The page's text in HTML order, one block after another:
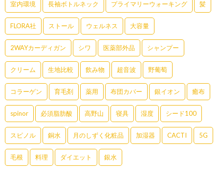
室内環境 長袖ボトルネック プライマリーウォーキング 髪
FLORA社 ストール ウェルネス 大容量
2WAYカーディガン シワ 医薬部外品 シャンプー
クリーム 生地比較 飲み物 超音波 野葡萄
コラーゲン 育毛剤 薬用 布団カバー 銀イオン 癒布
spinor 必須脂肪酸 高野山 寝具 湿度 シード100
スピノル 銅水 月のしずく化粧品 加湿器 CACTI 5G
毛根 料理 ダイエット 銀水